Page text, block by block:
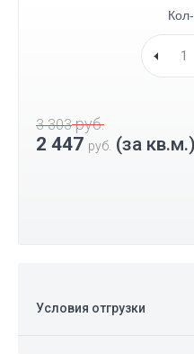
3 303руб.
2 447 руб. (за кв.м.)
Условия отгрузки